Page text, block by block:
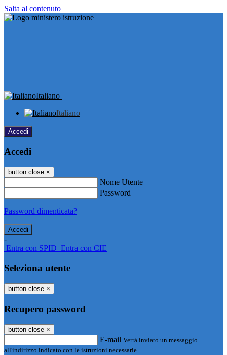
Salta al contenuto
Italiano
Italiano
Accedi
Accedi
button close ×
Nome Utente
Password
Password dimenticata?
-
Entra con SPID Entra con CIE
Seleziona utente
button close ×
Recupero password
button close ×
E-mail Verrà inviato un messaggio
all'indirizzo indicato con le istruzioni necessarie.